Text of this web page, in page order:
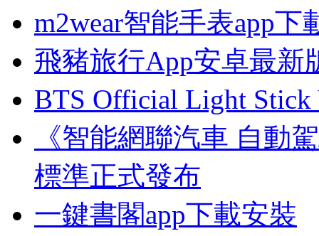
m2wear智能手表app下
飛豬旅行App安卓最新
BTS Official Light Stick
《智能網聯汽車 自動
標準正式發布
一鍵書閣app下載安裝